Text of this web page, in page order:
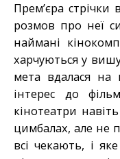
Прем’єра стрічки
розмов про неї
наймані
харчуються у
мета вдалася на
інтерес до
кінотеатри
цимбалах, але не
всі чекають, і